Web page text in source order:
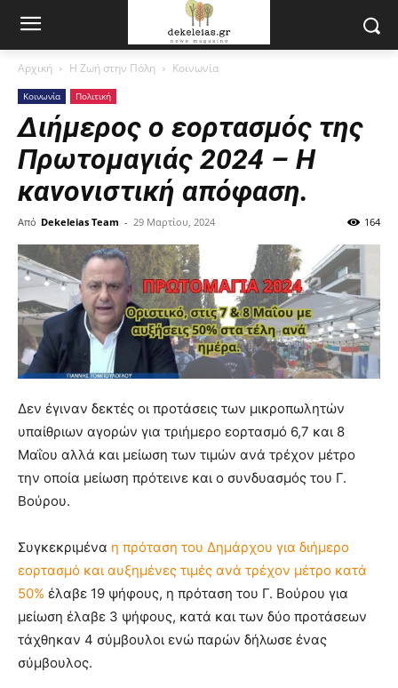
Αρχική Η Ζωή στην Πόλη Κοινωνία
Κοινωνία Πολιτική
Διήμερος ο εορτασμός της
Πρωτομαγιάς 2024 – Η
κανονιστική απόφαση.
Από Dekeleias Team - 29 Μαρτίου, 2024 164
Δεν έγιναν δεκτές οι προτάσεις των μικροπωλητών
υπαίθριων αγορών για τριήμερο εορτασμό 6,7 και 8
Μαΐου αλλά και μείωση των τιμών ανά τρέχον μέτρο
την οποία μείωση πρότεινε και ο συνδυασμός του Γ.
Βούρου.
Συγκεκριμένα η πρόταση του Δημάρχου για διήμερο
εορτασμό και αυξημένες τιμές ανά τρέχον μέτρο κατά
50% έλαβε 19 ψήφους, η πρόταση του Γ. Βούρου για
μείωση έλαβε 3 ψήφους, κατά και των δύο προτάσεων
τάχθηκαν 4 σύμβουλοι ενώ παρών δήλωσε ένας
σύμβουλος.